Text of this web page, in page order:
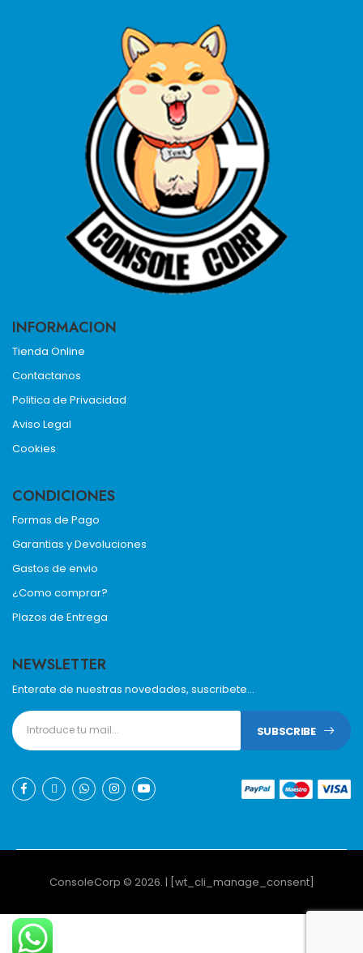
INFORMACION
Tienda Online
Contactanos
Politica de Privacidad
Aviso Legal
Cookies
CONDICIONES
Formas de Pago
Garantias y Devoluciones
Gastos de envio
¿Como comprar?
Plazos de Entrega
NEWSLETTER
Enterate de nuestras novedades, suscribete...
SUBSCRIBE
ConsoleCorp © 2026. | [wt_cli_manage_consent]